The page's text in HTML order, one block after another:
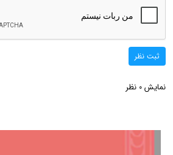
ثبت نظر
نمایش 0 نظر